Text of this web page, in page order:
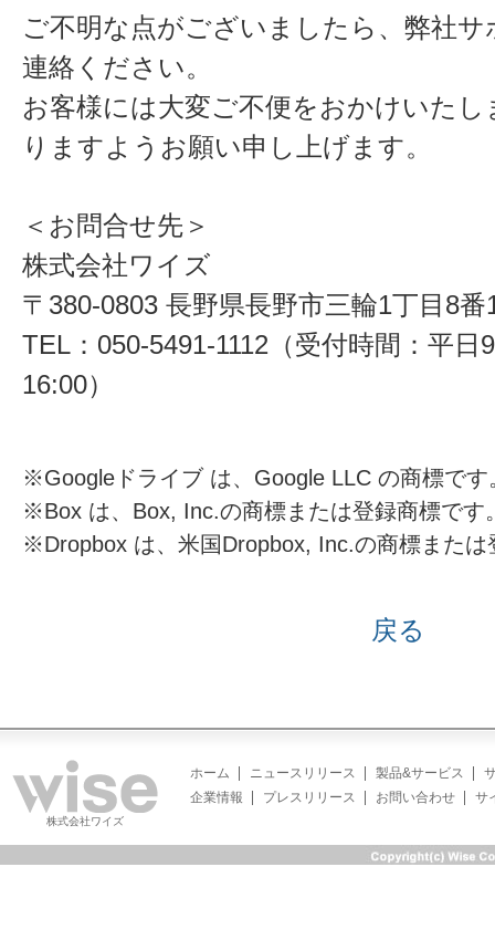
ご不明な点がございましたら、弊社
連絡ください。
お客様には大変ご不便をおかけいた
りますようお願い申し上げます。
＜お問合せ先＞
株式会社ワイズ
〒380-0803 長野県長野市三輪1丁目8番
TEL：050-5491-1112（受付時間：平日
16:00）
※Googleドライブ は、Google LLC の商標です
※Box は、Box, Inc.の商標または登録商標です
※Dropbox は、米国Dropbox, Inc.の商標または
戻る
株式会社ワイズ
ホーム ニュースリリース 製品&サービス
企業情報
プレスリリース お問い合わせ サ